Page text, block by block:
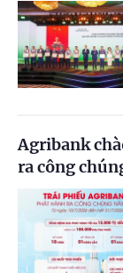
Agribank
ra công